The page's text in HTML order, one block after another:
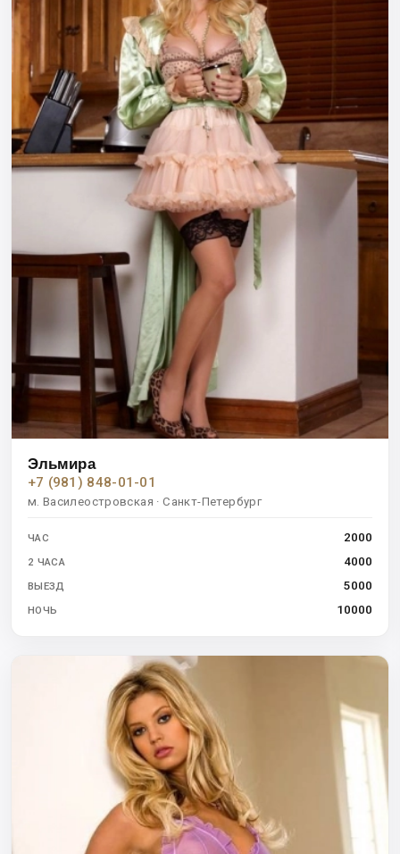
Эльмира
+7 (981) 848-01-01
м. Василеостровская · Санкт-Петербург
ЧАС 2000
2 ЧАСА 4000
ВЫЕЗД 5000
НОЧЬ 10000